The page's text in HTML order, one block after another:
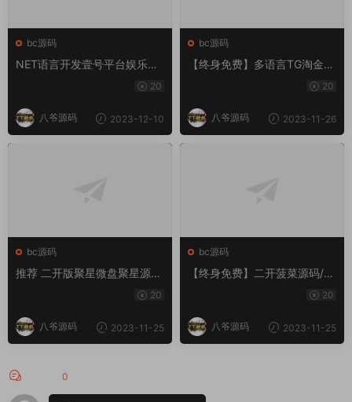
bc源码
NET语言开发壹号平台娱乐系
20
八爷源码 2023-12-10
bc源码
【终身免费】多语言TG淘金网
反波胆系统/海外球盘源码/足20
八爷源码 2023-11-26
bc源码
推荐 二开版聚星微盘聚星源
码|支持pc +h5自适应 – 英文20
八爷源码 2023-11-25
bc源码
【终身免费】二开菠菜源码/前
端uniapp+完整数据+新UI+全
+完美运行
20
八爷源码 2023-11-25
0